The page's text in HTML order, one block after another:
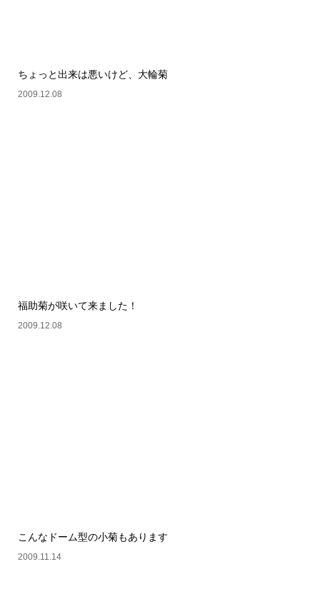
ちょっと出来は悪いけど、大輪菊
2009.12.08
福助菊が咲いて来ました！
2009.12.08
こんなドーム型の小菊もあります
2009.11.14